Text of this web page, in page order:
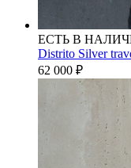
ЕСТЬ В
Distrito Silver
62 000 ₽